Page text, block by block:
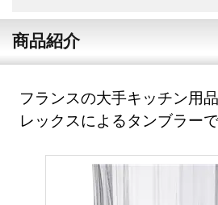
商品紹介
フランスの大手キッチン用
レックスによるタンブラーで